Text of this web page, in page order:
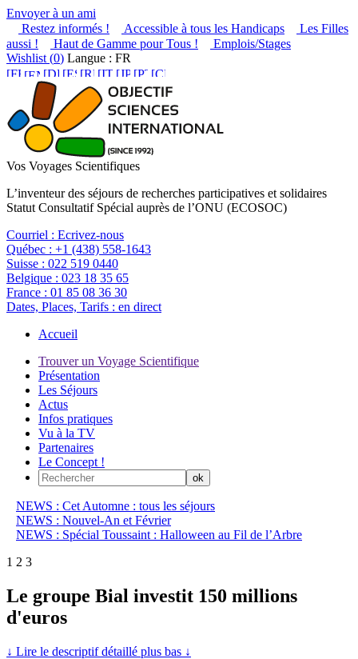
Envoyer à un ami
Restez informés !
Accessible à tous les Handicaps
Les Filles
aussi !
Haut de Gamme pour Tous !
Emplois/Stages
Wishlist (0) Langue : FR
Vos Voyages Scientifiques
L’inventeur des séjours de recherches participatives et solidaires
Statut Consultatif Spécial auprès de l’ONU (ECOSOC)
Courriel : Ecrivez-nous
Québec : +1 (438) 558-1643
Suisse : 022 519 0440
Belgique : 023 18 35 65
France : 01 85 08 36 30
Dates, Places, Tarifs : en direct
Accueil
Trouver un Voyage Scientifique
Présentation
Les Séjours
Actus
Infos pratiques
Vu à la TV
Partenaires
Le Concept !
NEWS : Cet Automne : tous les séjours
NEWS : Nouvel-An et Février
NEWS : Spécial Toussaint : Halloween au Fil de l’Arbre
1 2 3
Le groupe Bial investit 150 millions
d'euros
↓ Lire le descriptif détaillé plus bas ↓